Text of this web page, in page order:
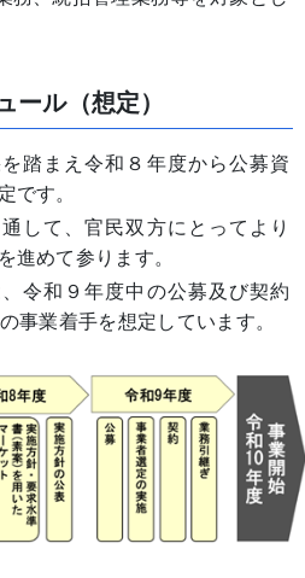
ール（想定）
踏まえ令和８年度から公募資
です。
して、官民双方にとってより
進めて参ります。
令和９年度中の公募及び契約
事業着手を想定しています。